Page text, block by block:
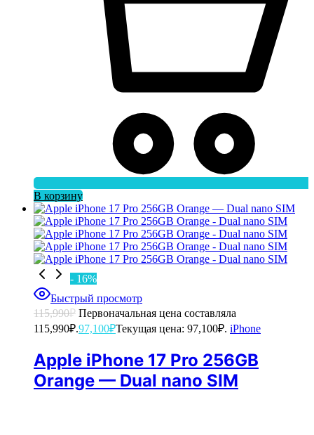
В корзину
- 16%
Быстрый просмотр
115,990₽ Первоначальная цена составляла
115,990₽.97,100₽Текущая цена: 97,100₽. iPhone
Apple iPhone 17 Pro 256GB
Orange — Dual nano SIM